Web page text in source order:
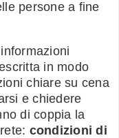
persone a fine
in modo
chiare su cena
e chiedere
di coppia la
condizioni di